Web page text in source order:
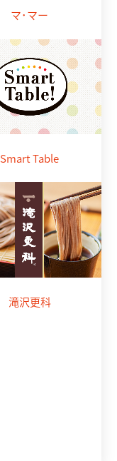
マ･マー
Smart Table
滝沢更科